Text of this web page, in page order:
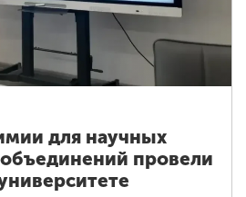
для научных
провели